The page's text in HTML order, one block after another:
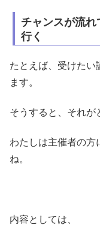
チャンスが流
行く
たとえば、受けたい
ます。
そうすると、それが
わたしは主催者の方
ね。
内容としては、